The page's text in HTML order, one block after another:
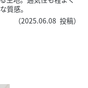
質感。
（2025.06.08 投稿）